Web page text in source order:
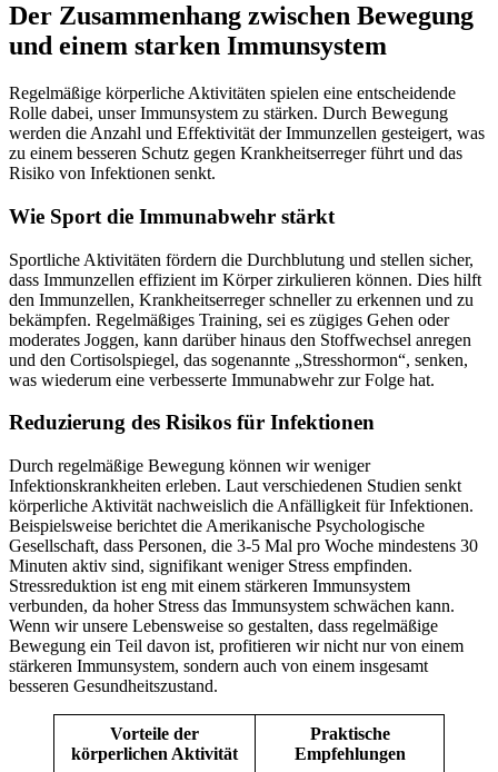
Der Zusammenhang zwischen Bewegung
und einem starken Immunsystem
Regelmäßige körperliche Aktivitäten spielen eine entscheidende
Rolle dabei, unser Immunsystem zu stärken. Durch Bewegung
werden die Anzahl und Effektivität der Immunzellen gesteigert, was
zu einem besseren Schutz gegen Krankheitserreger führt und das
Risiko von Infektionen senkt.
Wie Sport die Immunabwehr stärkt
Sportliche Aktivitäten fördern die Durchblutung und stellen sicher,
dass Immunzellen effizient im Körper zirkulieren können. Dies hilft
den Immunzellen, Krankheitserreger schneller zu erkennen und zu
bekämpfen. Regelmäßiges Training, sei es zügiges Gehen oder
moderates Joggen, kann darüber hinaus den Stoffwechsel anregen
und den Cortisolspiegel, das sogenannte „Stresshormon“, senken,
was wiederum eine verbesserte Immunabwehr zur Folge hat.
Reduzierung des Risikos für Infektionen
Durch regelmäßige Bewegung können wir weniger
Infektionskrankheiten erleben. Laut verschiedenen Studien senkt
körperliche Aktivität nachweislich die Anfälligkeit für Infektionen.
Beispielsweise berichtet die Amerikanische Psychologische
Gesellschaft, dass Personen, die 3-5 Mal pro Woche mindestens 30
Minuten aktiv sind, signifikant weniger Stress empfinden.
Stressreduktion ist eng mit einem stärkeren Immunsystem
verbunden, da hoher Stress das Immunsystem schwächen kann.
Wenn wir unsere Lebensweise so gestalten, dass regelmäßige
Bewegung ein Teil davon ist, profitieren wir nicht nur von einem
stärkeren Immunsystem, sondern auch von einem insgesamt
besseren Gesundheitszustand.
Vorteile der
körperlichen Aktivität
Praktische
Empfehlungen